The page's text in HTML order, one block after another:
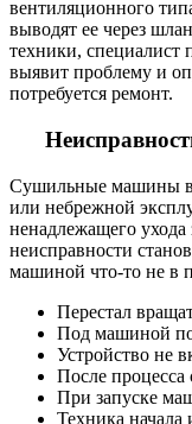
вентиляционного
выводят ее через
техники, специалист
выявит проблему и
потребуется ремонт.
Сушильные машины
или небрежной
ненадлежащего
неисправности
машиной что-то не в
Перестал
Под машиной
Устройство не
После процесса
При запуске
Техника начала